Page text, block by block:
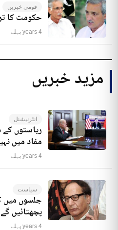
قومی خبریں
حکومت کا
4 years پہلے
مزید خبریں
انٹرنیشنل
ریاستوں
مفاد میں
4 years پہلے
سیاست
جلسوں میں
پچھتائیں
4 years پہلے